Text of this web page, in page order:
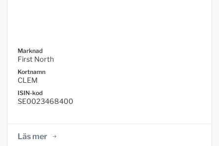
Marknad
First North
Kortnamn
CLEM
ISIN-kod
SE0023468400
Läs mer